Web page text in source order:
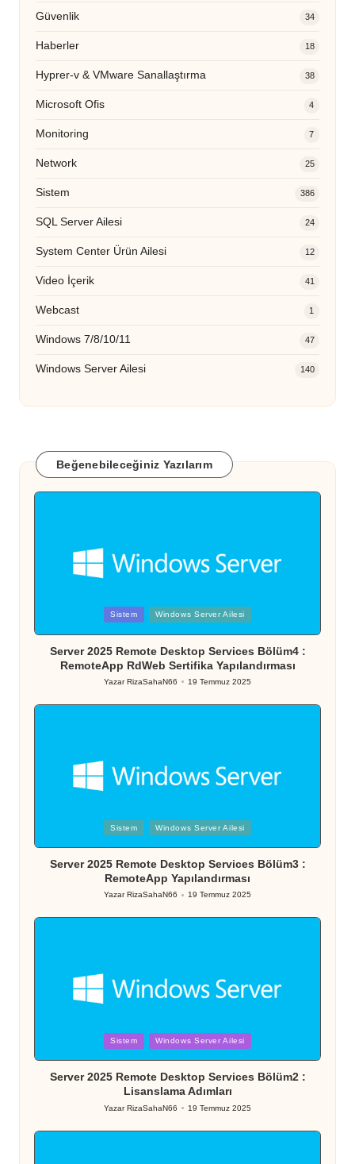
Güvenlik 34
Haberler 18
Hyprer-v & VMware Sanallaştırma 38
Microsoft Ofis 4
Monitoring 7
Network 25
Sistem 386
SQL Server Ailesi 24
System Center Ürün Ailesi 12
Video İçerik 41
Webcast 1
Windows 7/8/10/11 47
Windows Server Ailesi 140
Beğenebileceğiniz Yazılarım
Sistem Windows Server Ailesi
Server 2025 Remote Desktop Services Bölüm4 :
RemoteApp RdWeb Sertifika Yapılandırması
YazarRizaSahaN66 19 Temmuz 2025
Sistem Windows Server Ailesi
Server 2025 Remote Desktop Services Bölüm3 :
RemoteApp Yapılandırması
YazarRizaSahaN66 19 Temmuz 2025
Sistem Windows Server Ailesi
Server 2025 Remote Desktop Services Bölüm2 :
Lisanslama Adımları
YazarRizaSahaN66 19 Temmuz 2025